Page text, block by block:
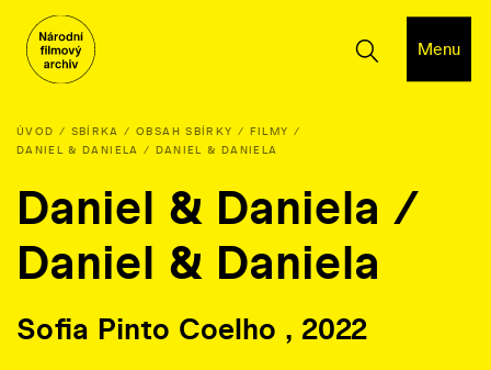
Menu
ÚVOD SBÍRKA OBSAH SBÍRKY
FILMY
DANIEL & DANIELA / DANIEL & DANIELA
Daniel & Daniela /
Daniel & Daniela
Sofia Pinto Coelho , 2022